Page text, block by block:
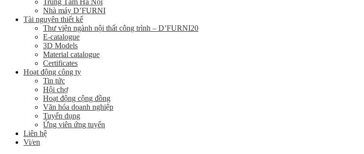
Trung Tâm Hà Nội
Nhà máy D’FURNI
Tài nguyên thiết kế
Thư viện ngành nội thất công trình – D’FURNI20
E-catalogue
3D Models
Material catalogue
Certificates
Hoạt động công ty
Tin tức
Hội chợ
Hoạt động cộng đồng
Văn hóa doanh nghiệp
Tuyển dụng
Ứng viên ứng tuyển
Liên hệ
Vi/en